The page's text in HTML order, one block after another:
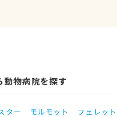
動物病院を探す
ター モルモット フェレット